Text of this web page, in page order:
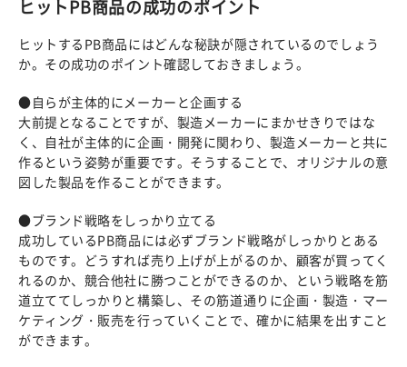
ヒットPB商品の成功のポイント
ヒットするPB商品にはどんな秘訣が隠されているのでしょう
か。その成功のポイント確認しておきましょう。
●自らが主体的にメーカーと企画する
大前提となることですが、製造メーカーにまかせきりではな
く、自社が主体的に企画・開発に関わり、製造メーカーと共に
作るという姿勢が重要です。そうすることで、オリジナルの意
図した製品を作ることができます。
●ブランド戦略をしっかり立てる
成功しているPB商品には必ずブランド戦略がしっかりとある
ものです。どうすれば売り上げが上がるのか、顧客が買ってく
れるのか、競合他社に勝つことができるのか、という戦略を筋
道立ててしっかりと構築し、その筋道通りに企画・製造・マー
ケティング・販売を行っていくことで、確かに結果を出すこと
ができます。